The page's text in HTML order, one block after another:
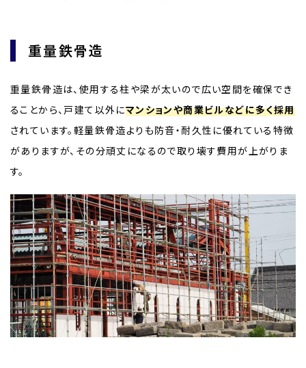
重量鉄骨造
重量鉄骨造は、使用する柱や梁が太いので広い空間を確保でき
ることから、戸建て以外にマンションや商業ビルなどに多く採用
されています。軽量鉄骨造よりも防音・耐久性に優れている特徴
がありますが、その分頑丈になるので取り壊す費用が上がりま
す。